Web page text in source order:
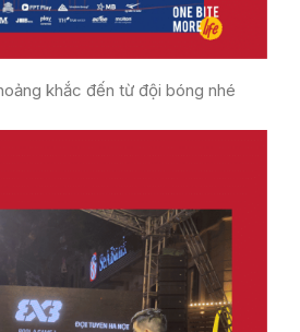
khắc đến từ đội bóng nhé